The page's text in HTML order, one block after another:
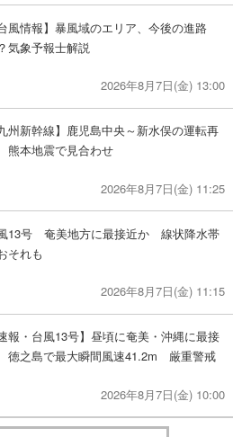
台風情報】暴風域のエリア、今後の進路
気象予報士解説
2026年8月7日(金) 13:00
九州新幹線】鹿児島中央～新水俣の運転再
本地震で見合わせ
2026年8月7日(金) 11:25
13号 奄美地方に最接近か 線状降水帯
それも
2026年8月7日(金) 11:15
速報・台風13号】昼頃に奄美・沖縄に最接
之島で最大瞬間風速41.2m 厳重警戒
2026年8月7日(金) 10:00